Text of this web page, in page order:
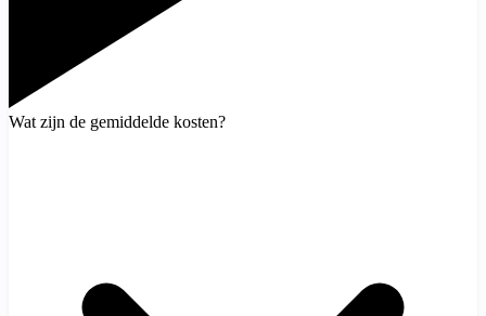
Wat zijn de gemiddelde kosten?